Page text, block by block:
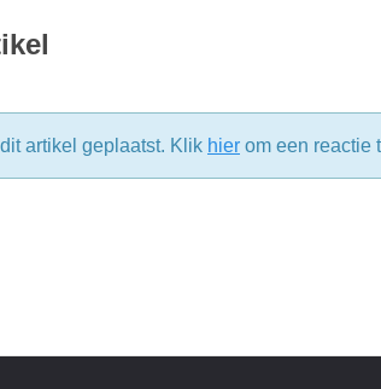
artikel geplaatst. Klik hier om een reactie